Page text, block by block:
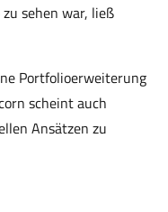
sehen war, ließ
Portfolioerweiterung
scheint auch
Ansätzen zu